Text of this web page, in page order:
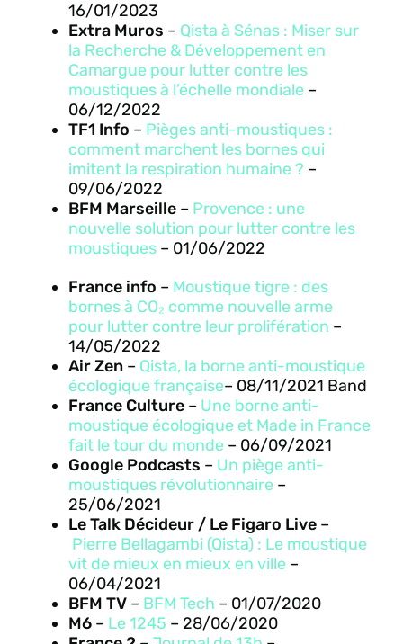
16/01/2023
Extra Muros – Qista à Sénas : Miser sur
la Recherche & Développement en
Camargue pour lutter contre les
moustiques à l’échelle mondiale –
06/12/2022
TF1 Info – Pièges anti-moustiques :
comment marchent les bornes qui
imitent la respiration humaine ? –
09/06/2022
BFM Marseille– Provence : une
nouvelle solution pour lutter contre les
moustiques– 01/06/2022
France info – Moustique tigre : des
bornes à CO₂ comme nouvelle arme
pour lutter contre leur prolifération –
14/05/2022
Air Zen– Qista, la borne anti-moustique
écologique française– 08/11/2021 Band
France Culture– Une borne anti-
moustique écologique et Made in France
fait le tour du monde– 06/09/2021
Google Podcasts – Un piège anti-
moustiques révolutionnaire–
25/06/2021
Le Talk Décideur / Le Figaro Live–
Pierre Bellagambi (Qista) : Le moustique
vit de mieux en mieux en ville–
06/04/2021
BFM TV– BFM Tech – 01/07/2020
M6– Le 1245 – 28/06/2020